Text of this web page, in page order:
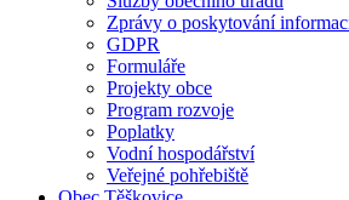
Zprávy o poskytování
GDPR
Formuláře
Projekty obce
Program rozvoje
Poplatky
Vodní hospodářství
Veřejné pohřebiště